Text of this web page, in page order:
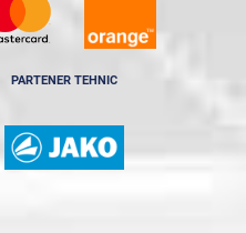
PARTENER TEHNIC